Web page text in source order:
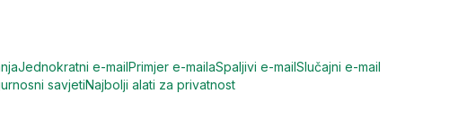
Jednokratni e-mailPrimjer e-mailaSpaljivi e-mailSlučajni e-mail
savjetiNajbolji alati za privatnost